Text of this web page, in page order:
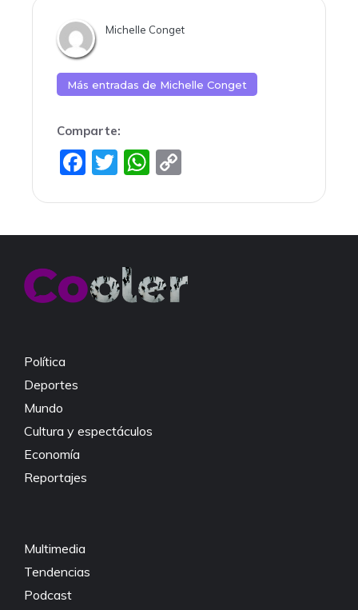
Michelle Conget
Más entradas de Michelle Conget
Comparte:
F
c
e
o
T
itt
er
W
at
s
p
p
y
n
Política
Deportes
Mundo
Cultura y espectáculos
Economía
Reportajes
Multimedia
Tendencias
Podcast